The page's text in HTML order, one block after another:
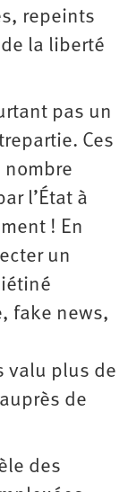
repeints
la liberté
pas un
Ces
l’État à
! En
un
fake news,
valu plus de
de
des